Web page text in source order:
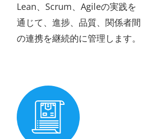
Lean、Scrum、Agileの実践を
通じて、進捗、品質、関係者間
の連携を継続的に管理します。